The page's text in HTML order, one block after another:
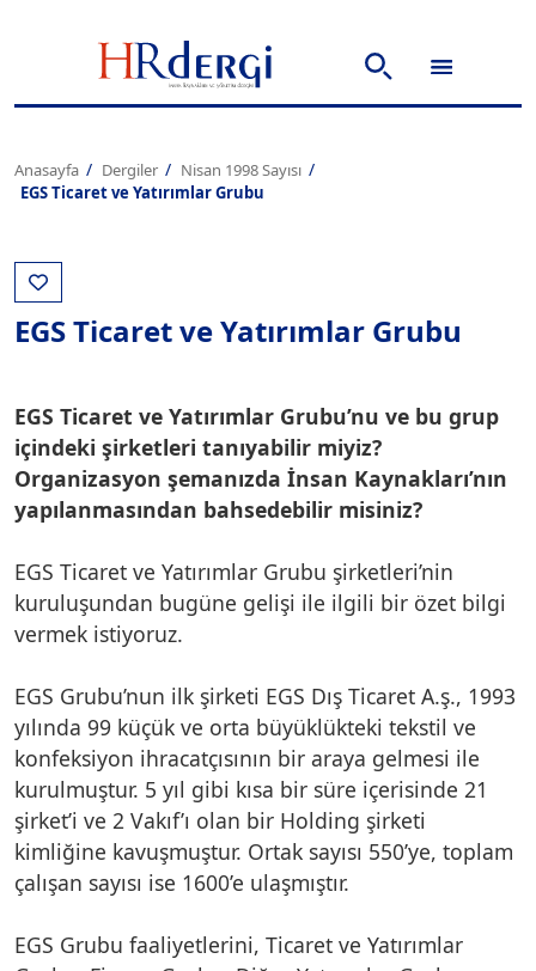
Anasayfa Dergiler
Nisan 1998 Sayısı
EGS Ticaret ve Yatırımlar Grubu
EGS Ticaret ve Yatırımlar Grubu
EGS Ticaret ve Yatırımlar Grubu’nu ve bu grup
içindeki şirketleri tanıyabilir miyiz?
Organizasyon şemanızda İnsan Kaynakları’nın
yapılanmasından bahsedebilir misiniz?
EGS Ticaret ve Yatırımlar Grubu şirketleri’nin
kuruluşundan bugüne gelişi ile ilgili bir özet bilgi
vermek istiyoruz.
EGS Grubu’nun ilk şirketi EGS Dış Ticaret A.ş., 1993
yılında 99 küçük ve orta büyüklükteki tekstil ve
konfeksiyon ihracatçısının bir araya gelmesi ile
kurulmuştur. 5 yıl gibi kısa bir süre içerisinde 21
şirket’i ve 2 Vakıf’ı olan bir Holding şirketi
kimliğine kavuşmuştur. Ortak sayısı 550’ye, toplam
çalışan sayısı ise 1600’e ulaşmıştır.
EGS Grubu faaliyetlerini, Ticaret ve Yatırımlar